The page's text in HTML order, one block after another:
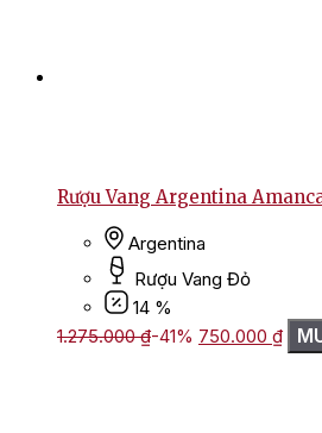
Rượu Vang Argentina
Argentina
Rượu Vang Đỏ
14 %
1.275.000₫-41% Giá
gốc
750.000 ₫Giá
hiện